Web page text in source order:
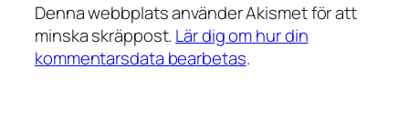
Denna webbplats använder Akismet för att
minska skräppost. Lär dig om hur din
kommentarsdata bearbetas.